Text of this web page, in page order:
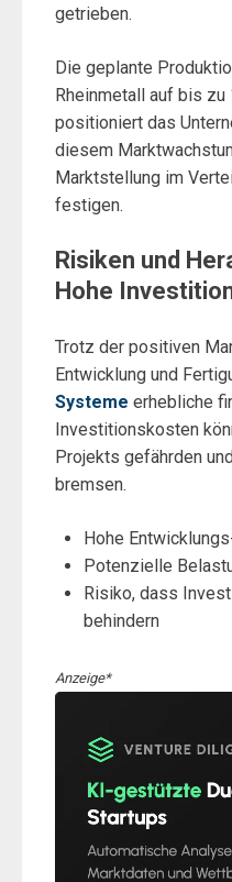
getrieben.
Die geplante
Rheinmetall auf bis zu
positioniert das
diesem
Marktstellung im
festigen.
Risiken und
Hohe
Trotz der positiven
Entwicklung und
Systeme erhebliche
Investitionskosten
Projekts gefährden
bremsen.
Hohe
Potenzielle
Risiko, dass
behindern
Anzeige*